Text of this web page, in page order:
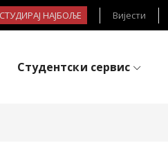
НАЈБОЉЕ Вијести
Студентски сервис